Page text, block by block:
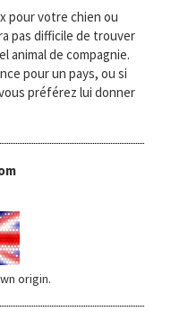
pour votre chien ou
pas difficile de trouver
animal de compagnie.
pour un pays, ou si
préférez lui donner
origin.